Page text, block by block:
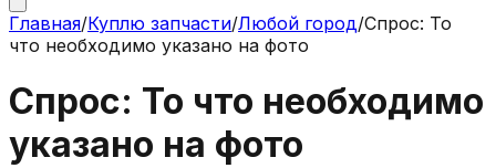
Главная/Куплю запчасти/Любой город/Спрос: То
что необходимо указано на фото
Спрос: То что необходимо
указано на фото